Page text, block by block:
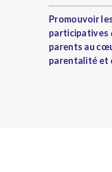
Promouvoir
participatives
parents au
parentalité et